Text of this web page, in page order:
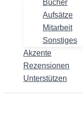
Bücher
Aufsätze
Mitarbeit
Sonstiges
Akzente
Rezensionen
Unterstützen